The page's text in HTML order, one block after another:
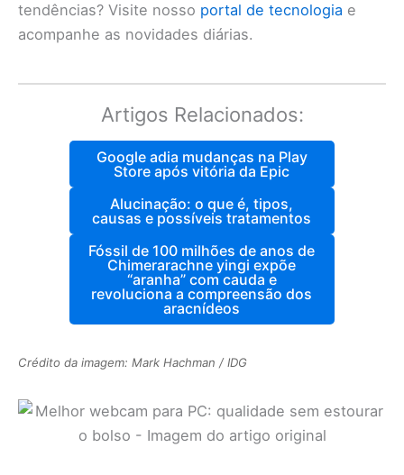
tendências? Visite nosso portal de tecnologia e
acompanhe as novidades diárias.
Artigos Relacionados:
Google adia mudanças na Play
Store após vitória da Epic
Alucinação: o que é, tipos,
causas e possíveis tratamentos
Fóssil de 100 milhões de anos de
Chimerarachne yingi expõe
“aranha” com cauda e
revoluciona a compreensão dos
aracnídeos
Crédito da imagem: Mark Hachman / IDG